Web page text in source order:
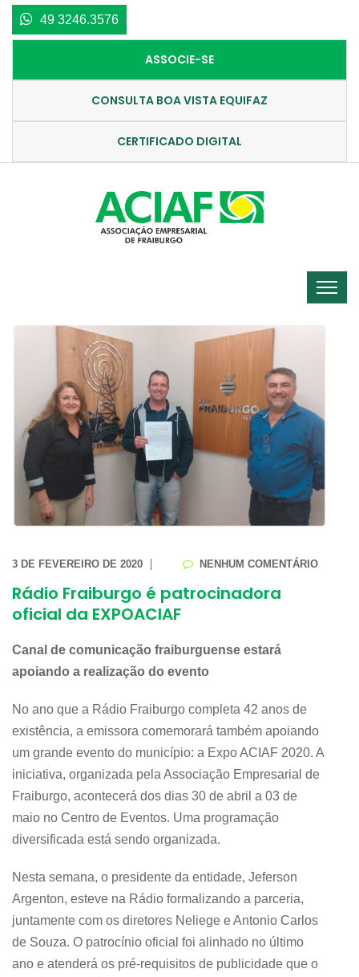
49 3246.3576
ASSOCIE-SE
CONSULTA BOA VISTA EQUIFAZ
CERTIFICADO DIGITAL
3 DE FEVEREIRO DE 2020 NENHUM COMENTÁRIO
Rádio Fraiburgo é patrocinadora
oficial da EXPOACIAF
Canal de comunicação fraiburguense estará
apoiando a realização do evento
No ano que a Rádio Fraiburgo completa 42 anos de
existência, a emissora comemorará também apoiando
um grande evento do município: a Expo ACIAF 2020. A
iniciativa, organizada pela Associação Empresarial de
Fraiburgo, acontecerá dos dias 30 de abril a 03 de
maio no Centro de Eventos. Uma programação
diversificada está sendo organizada.
Nesta semana, o presidente da entidade, Jeferson
Argenton, esteve na Rádio formalizando a parceria,
juntamente com os diretores Neliege e Antonio Carlos
de Souza. O patrocínio oficial foi alinhado no último
ano e atenderá os pré-requisitos de publicidade que o